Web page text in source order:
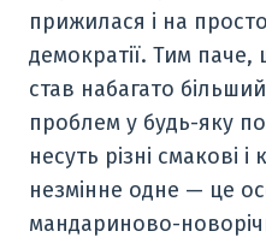
прижилася і на
демократії. Тим
став набагато
проблем у будь-яку
несуть різні смакові і
незмінне одне — це
мандариново-